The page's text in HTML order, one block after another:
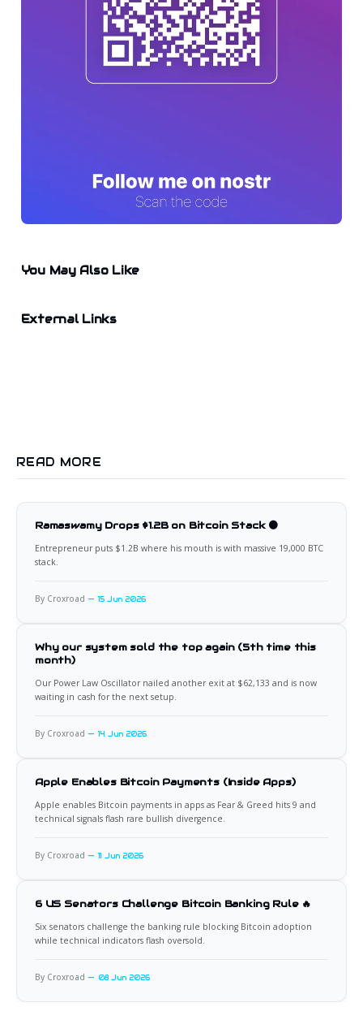
You May Also Like
External Links
READ MORE
Ramaswamy Drops $1.2B on Bitcoin Stack 🟠
Entrepreneur puts $1.2B where his mouth is with massive 19,000 BTC
stack.
By Croxroad 15 Jun 2026
Why our system sold the top again (5th time this
month)
Our Power Law Oscillator nailed another exit at $62,133 and is now
waiting in cash for the next setup.
By Croxroad 14 Jun 2026
Apple Enables Bitcoin Payments (Inside Apps)
Apple enables Bitcoin payments in apps as Fear & Greed hits 9 and
technical signals flash rare bullish divergence.
By Croxroad 11 Jun 2026
6 US Senators Challenge Bitcoin Banking Rule 🔥
Six senators challenge the banking rule blocking Bitcoin adoption
while technical indicators flash oversold.
By Croxroad 08 Jun 2026